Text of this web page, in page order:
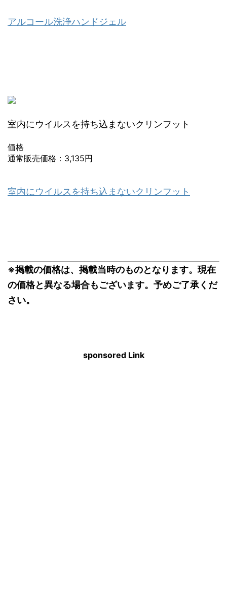
アルコール洗浄ハンドジェル
室内にウイルスを持ち込まないクリンフット
価格
通常販売価格：3,135円
室内にウイルスを持ち込まないクリンフット
※掲載の価格は、掲載当時のものとなります。現在
の価格と異なる場合もございます。予めご了承くだ
さい。
sponsored Link